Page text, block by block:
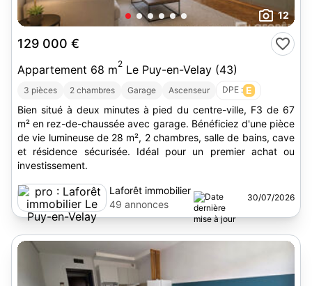
12
129 000 €
Appartement 68 m2 Le Puy-en-Velay (43)
3 pièces 2 chambres Garage Ascenseur DPE : E
Bien situé à deux minutes à pied du centre-ville, F3 de 67
m² en rez-de-chaussée avec garage. Bénéficiez d'une pièce
de vie lumineuse de 28 m², 2 chambres, salle de bains, cave
et résidence sécurisée. Idéal pour un premier achat ou
investissement.
Laforêt immobilier
Le Puy-en-Velay
49 annonces
30/07/2026